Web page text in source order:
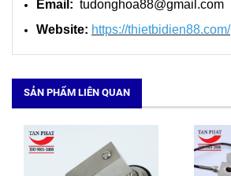
Email: tudonghoa88@gmail.com
Website: https://thietbidien88.com/
SẢN PHẨM LIÊN QUAN